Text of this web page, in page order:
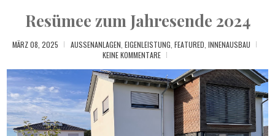
Resümee zum Jahresende 2024
MÄRZ 08, 2025 AUSSENANLAGEN EIGENLEISTUNG FEATURED INNENAUSBAU
KEINE KOMMENTARE